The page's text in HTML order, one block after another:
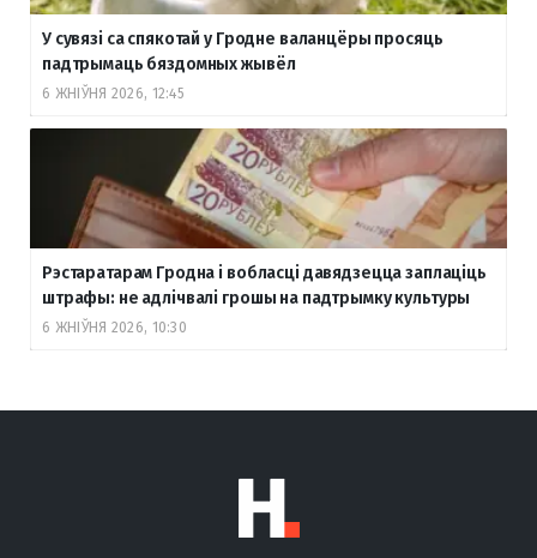
У сувязі са спякотай у Гродне валанцёры просяць
падтрымаць бяздомных жывёл
6 ЖНІЎНЯ 2026, 12:45
Рэстаратарам Гродна і вобласці давядзецца заплаціць
штрафы: не адлічвалі грошы на падтрымку культуры
6 ЖНІЎНЯ 2026, 10:30